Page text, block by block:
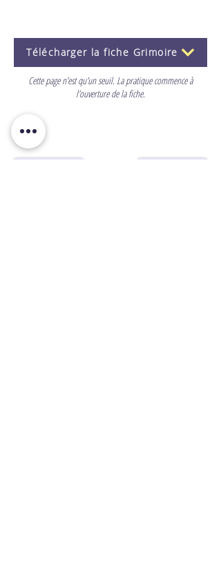
Télécharger la fiche Grimoire
Cette page n’est qu’un seuil. La pratique commence à
l’ouverture de la fiche.